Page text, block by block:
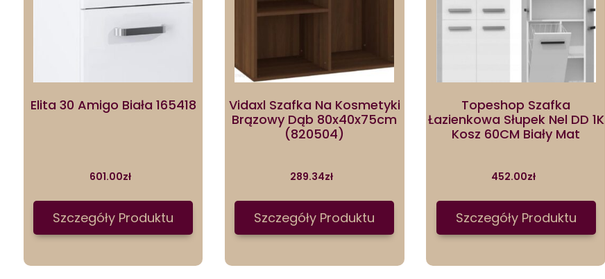
Elita 30 Amigo Biała 165418
601.00zł
Szczegóły Produktu
Vidaxl Szafka Na Kosmetyki
Brązowy Dąb 80x40x75cm
(820504)
289.34zł
Szczegóły Produktu
Topeshop Szafka
Łazienkowa Słupek Nel DD 1K
Kosz 60CM Biały Mat
452.00zł
Szczegóły Produktu